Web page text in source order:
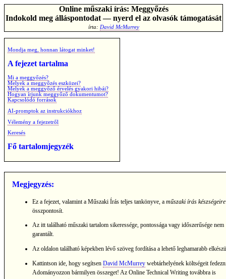
Online műszaki írás: Meggyőzés
Indokold meg álláspontodat — nyerd el az olvasók támogatását
írta: David McMurrey
Mondja meg, honnan látogat minket!
A fejezet tartalma
Mi a meggyőzés?
Melyek a meggyőzés eszközei?
Melyek a meggyőző érvelés gyakori hibái?
Hogyan írjunk meggyőző dokumentumot?
Kapcsolódó források
AI-promptok az instrukciókhoz
Vélemény a fejezetről
Keresés
Fő tartalomjegyzék
Megjegyzés:
Ez a fejezet, valamint a Műszaki Írás teljes tankönyve, a műszaki írás készségeire
összpontosít.
Az itt található műszaki tartalom sikeressége, pontossága vagy időszerűsége nem
garantált.
Az oldalon található képekben lévő szöveg fordítása a lehető leghamarabb
Kattintson ide, hogy segítsen David McMurrey webtárhelyének költségeit
Adományozzon bármilyen összeget! Az Online Technical Writing továbbra is